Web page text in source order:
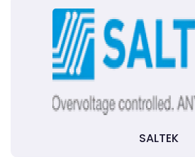
SALTEK